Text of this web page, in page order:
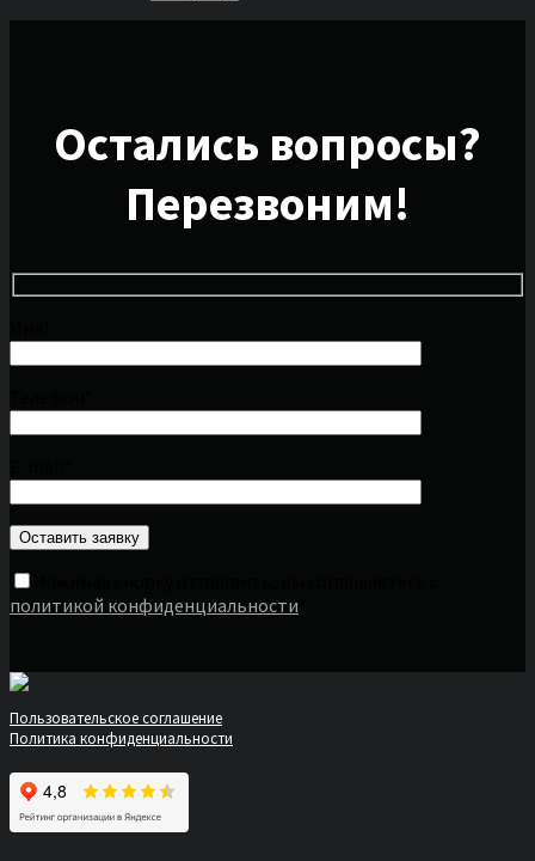
Остались вопросы?
Перезвоним!
политикой конфиденциальности
Пользовательское соглашение
Политика конфиденциальности